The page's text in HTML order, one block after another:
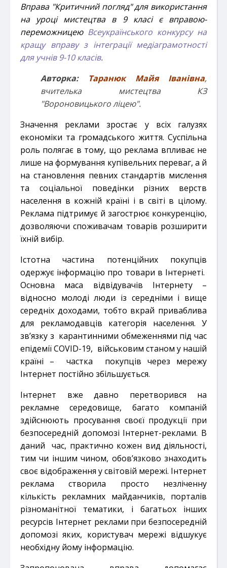
Вправа "Критичний погляд" для використання
на уроці мистецтва в 9 класі є вправою-
переможницею Всеукраїнського конкурсу на
кращу вправу з інтеграції медіаграмотності
для учнів 9-10 класів.
Авторка:
Таранюк Майя Іванівна,
вчителька мистецтва КЗ
"Вороновицького ліцею".
Значення реклами зростає у всіх галузях
економіки та громадського життя. Суспільна
роль полягає в тому, що реклама впливає не
лише на формування купівельних переваг, а й
на становлення певних стандартів мислення
та соціальної поведінки різних верств
населення в кожній країні і в світі в цілому.
Реклама підтримує й загострює конкуренцію,
дозволяючи споживачам товарів розширити
їхній вибір.
Істотна частина потенційних покупців
одержує інформацію про товари в Інтернеті.
Основна маса відвідувачів Інтернету –
відносно молоді люди із середніми і вище
середніх доходами, тобто вкрай приваблива
для рекламодавців категорія населення. У
зв’язку з карантинними обмеженнями під час
епідемії COVID-19, військовим станом у нашій
країні – частка покупців через мережу
Інтернет постійно збільшується.
Інтернет вже давно перетворився на
рекламне середовище, багато компаній
здійснюють просування своєї продукції при
безпосередній допомозі Інтернет-реклами. В
даний час, практично кожен вид діяльності,
тим чи іншим чином, обов’язково знаходить
своє відображення у світовій мережі. Інтернет
реклама створила просто незліченну
кількість рекламних майданчиків, порталів
різноманітної тематики, і багатьох інших
ресурсів Інтернет реклами при безпосередній
допомозі яких, користувач мережі відшукує
необхідну йому інформацію.